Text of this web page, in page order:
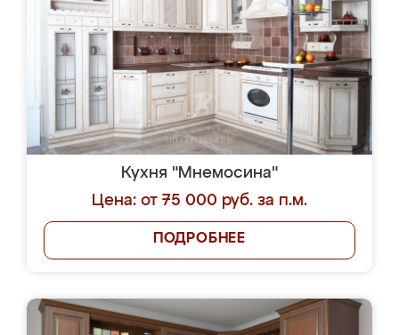
Кухня "Мнемосина"
Цена: от 75 000 руб. за п.м.
ПОДРОБНЕЕ